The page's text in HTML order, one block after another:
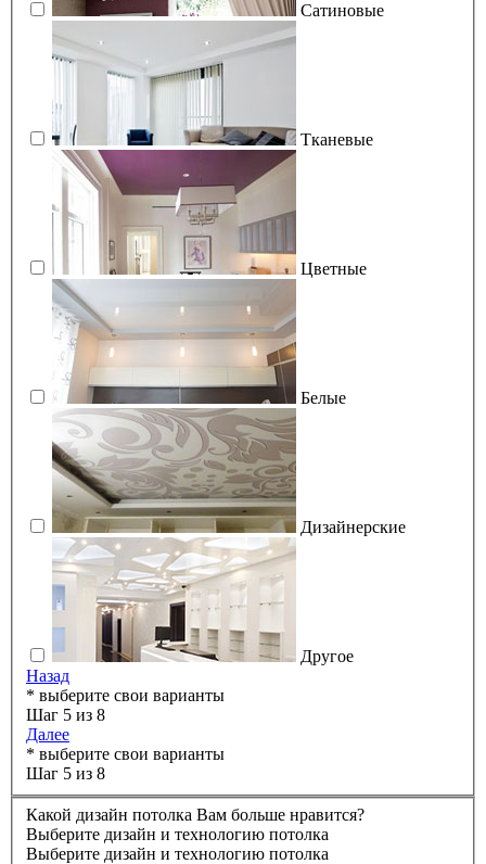
Сатиновые
Тканевые
Цветные
Белые
Дизайнерские
Другое
Назад
* выберите свои варианты
Шаг 5 из 8
Далее
* выберите свои варианты
Шаг 5 из 8
Какой дизайн потолка Вам больше нравится?
Выберите дизайн и технологию потолка
Выберите дизайн и технологию потолка